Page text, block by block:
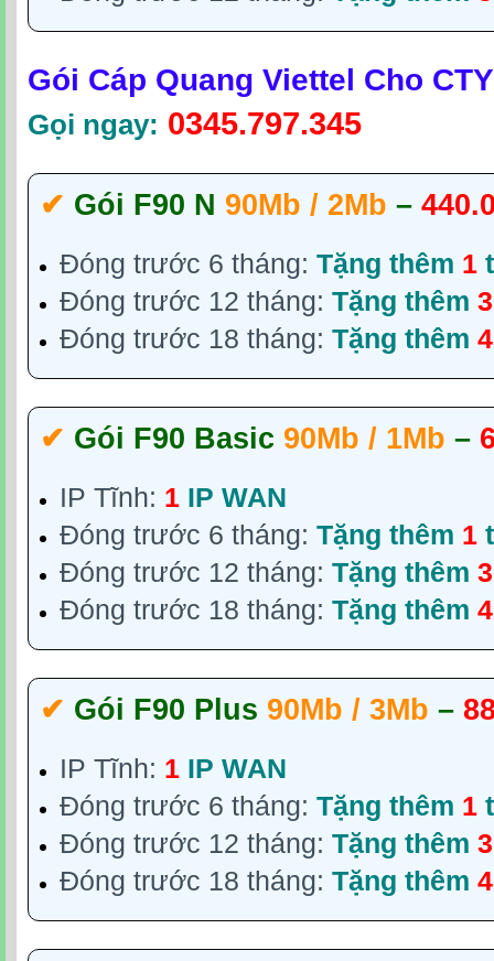
Gói Cáp Quang Viettel Cho
Gọi ngay: 0345.797.345
✔ Gói F90 N 90Mb / 2Mb –
Đóng trước 6 tháng: Tặng thêm 1
Đóng trước 12 tháng: Tặng thêm 3
Đóng trước 18 tháng: Tặng thêm 4
✔‎ Gói F90 Basic 90Mb / 1Mb –
IP Tĩnh: 1 IP WAN
Đóng trước 6 tháng: Tặng thêm 1
Đóng trước 12 tháng: Tặng thêm 3
Đóng trước 18 tháng: Tặng thêm 4
✔‎ Gói F90 Plus 90Mb / 3Mb –
IP Tĩnh: 1 IP WAN
Đóng trước 6 tháng: Tặng thêm 1
Đóng trước 12 tháng: Tặng thêm 3
Đóng trước 18 tháng: Tặng thêm 4